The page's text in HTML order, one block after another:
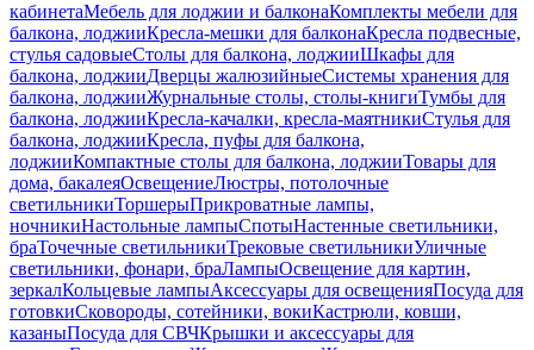
кабинетаМебель для лоджии и балконаКомплекты мебели для
балкона, лоджииКресла-мешки для балконаКресла подвесные,
стулья садовыеСтолы для балкона, лоджииШкафы для
балкона, лоджииДверцы жалюзийныеСистемы хранения для
балкона, лоджииЖурнальные столы, столы-книгиТумбы для
балкона, лоджииКресла-качалки, кресла-маятникиСтулья для
балкона, лоджииКресла, пуфы для балкона,
лоджииКомпактные столы для балкона, лоджииТовары для
дома, бакалеяОсвещениеЛюстры, потолочные
светильникиТоршерыПрикроватные лампы,
ночникиНастольные лампыСпотыНастенные светильники,
браТочечные светильникиТрековые светильникиУличные
светильники, фонари, браЛампыОсвещение для картин,
зеркалКольцевые лампыАксессуары для освещенияПосуда для
готовкиСковороды, сотейники, вокиКастрюли, ковши,
казаныПосуда для СВЧКрышки и аксессуары для